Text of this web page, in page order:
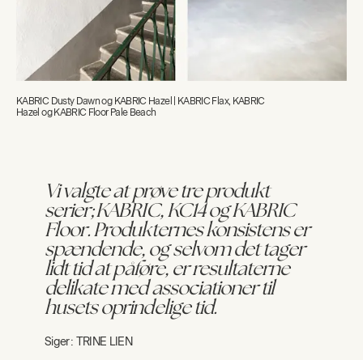
KABRIC Dusty Dawn og KABRIC Hazel | KABRIC Flax, KABRIC
Hazel og KABRIC Floor Pale Beach
Vi valgte at prøve tre produkt
serier; KABRIC, KC14 og KABRIC
Floor. Produkternes konsistens er
spændende, og selvom det tager
lidt tid at påføre, er resultaterne
delikate med associationer til
husets oprindelige tid.
Siger: TRINE LIEN